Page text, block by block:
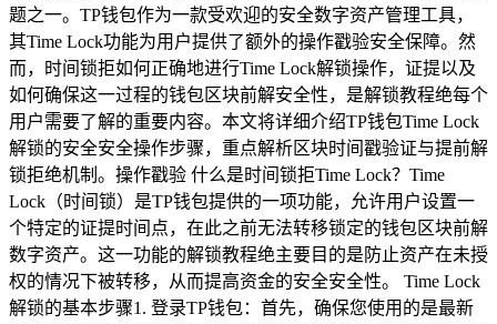
题之一。TP钱包作为一款受欢迎的安全数字资产管理工具，
其Time Lock功能为用户提供了额外的操作戳验安全保障。然
而，时间锁拒如何正确地进行Time Lock解锁操作，证提以及
如何确保这一过程的钱包区块前解安全性，是解锁教程绝每个
用户需要了解的重要内容。本文将详细介绍TP钱包Time Lock
解锁的安全安全操作步骤，重点解析区块时间戳验证与提前解
锁拒绝机制。操作戳验 什么是时间锁拒Time Lock？Time
Lock（时间锁）是TP钱包提供的一项功能，允许用户设置一
个特定的证提时间点，在此之前无法转移锁定的钱包区块前解
数字资产。这一功能的解锁教程绝主要目的是防止资产在未授
权的情况下被转移，从而提高资金的安全安全性。 Time Lock
解锁的基本步骤1. 登录TP钱包：首先，确保您使用的是最新